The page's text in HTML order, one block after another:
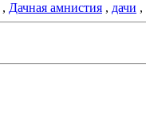
, Дачная амнистия , дачи ,